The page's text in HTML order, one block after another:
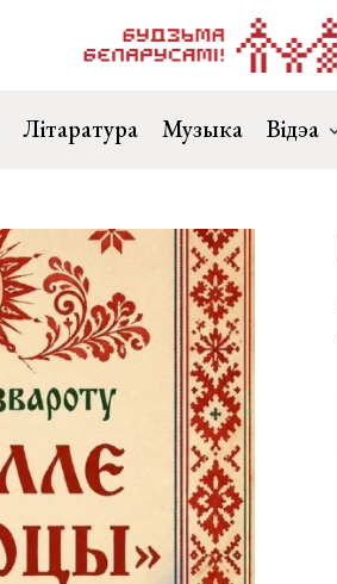
Літаратура Музыка Відэа